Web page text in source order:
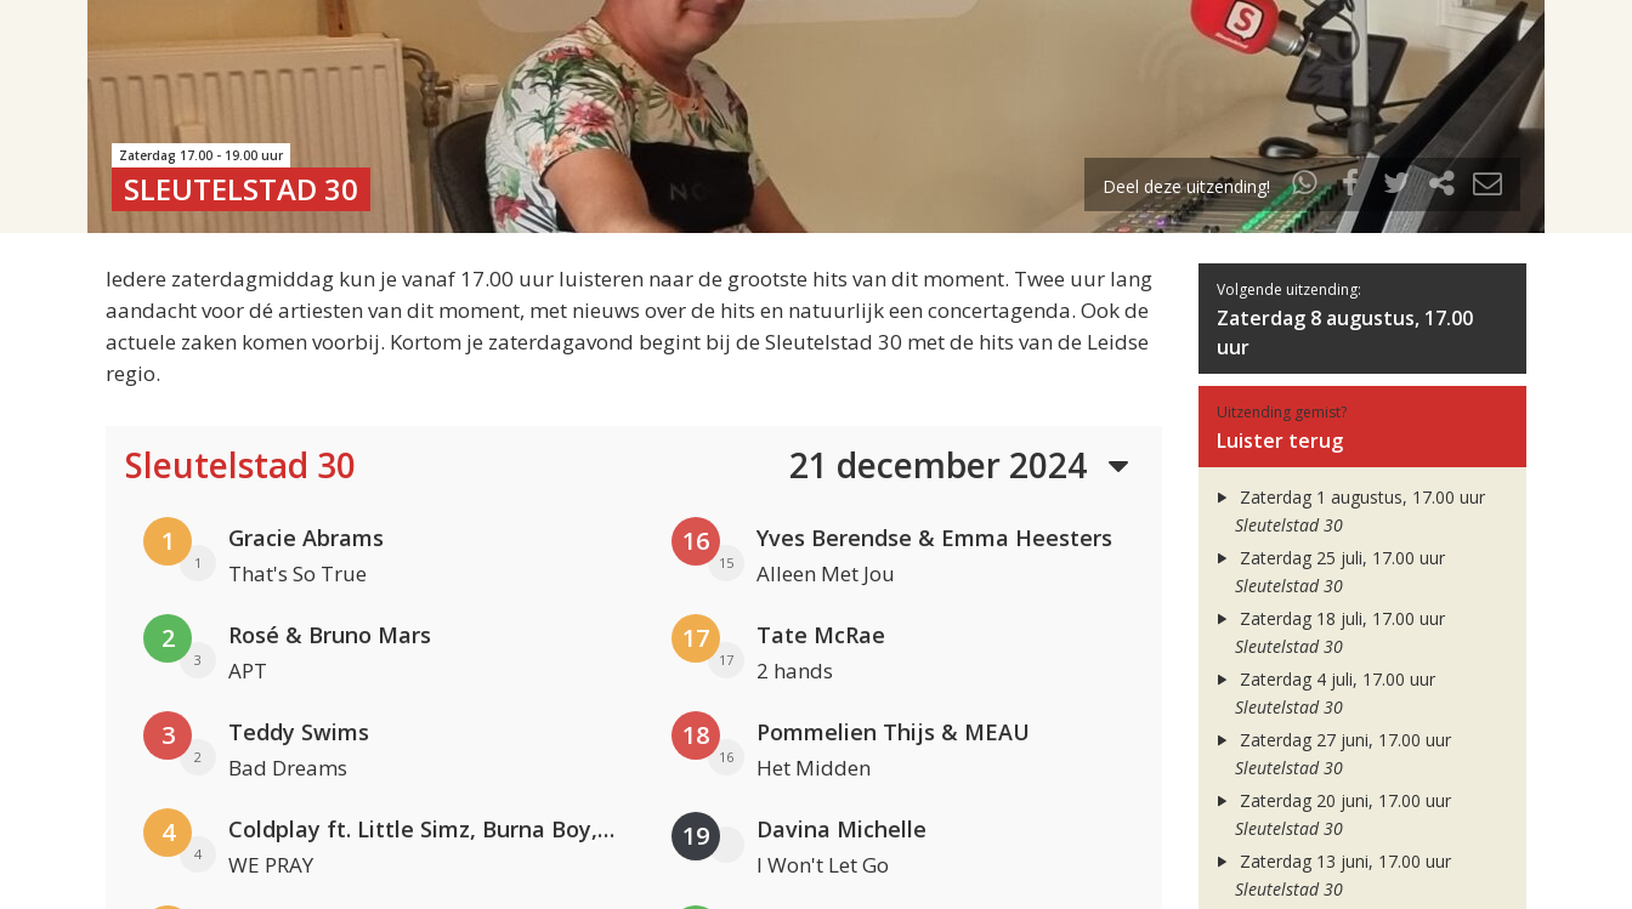
Zaterdag 17.00 - 19.00 uur
SLEUTELSTAD 30 Deel deze uitzending!
Iedere zaterdagmiddag kun je vanaf 17.00 uur luisteren naar de grootste hits van dit moment. Twee uur lang
aandacht voor dé artiesten van dit moment, met nieuws over de hits en natuurlijk een concertagenda. Ook de
actuele zaken komen voorbij. Kortom je zaterdagavond begint bij de Sleutelstad 30 met de hits van de Leidse
regio.
Sleutelstad 30 21 december 2024
1
1
Gracie Abrams
That's So True
2
3
Rosé & Bruno Mars
APT
3
2
Teddy Swims
Bad Dreams
4
4
Coldplay ft. Little Simz, Burna Boy, Elyanna & Tini
WE PRAY
16
15
Yves Berendse & Emma Heesters
Alleen Met Jou
17
17
Tate McRae
2 hands
18
16
Pommelien Thijs & MEAU
Het Midden
19 Davina Michelle
I Won't Let Go
Volgende uitzending:
Zaterdag 8 augustus, 17.00
uur
Uitzending gemist?
Luister terug
Zaterdag 1 augustus, 17.00 uur
Sleutelstad 30
Zaterdag 25 juli, 17.00 uur
Sleutelstad 30
Zaterdag 18 juli, 17.00 uur
Sleutelstad 30
Zaterdag 4 juli, 17.00 uur
Sleutelstad 30
Zaterdag 27 juni, 17.00 uur
Sleutelstad 30
Zaterdag 20 juni, 17.00 uur
Sleutelstad 30
Zaterdag 13 juni, 17.00 uur
Sleutelstad 30